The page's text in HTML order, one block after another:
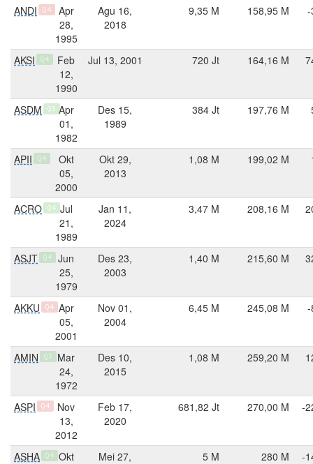
ANDI Q4
Apr
28,
1995
Agu 16,
2018
9,35 M 158,95 M -
AKSI Q4
Feb
12,
1990
Jul 13, 2001 720 Jt 164,16 M
ASDM Q3 Apr
01,
1982
Des 15,
1989
384 Jt 197,76 M
APII Q4
Okt
05,
2000
Okt 29,
2013
1,08 M 199,02 M
ACRO Q4 Jul
21,
1989
Jan 11,
2024
3,47 M 208,16 M
ASJT Q4
Jun
25,
1979
Des 23,
2003
1,40 M 215,60 M
AKKU Q4
Apr
05,
2001
Nov 01,
2004
6,45 M 245,08 M -
AMIN Q3
Mar
24,
1972
Des 10,
2015
1,08 M 259,20 M
ASPI Q4
Nov
13,
2012
Feb 17,
2020
681,82 Jt 270,00 M -
ASHA Q4
Okt
Mei 27,
5 M 280 M -